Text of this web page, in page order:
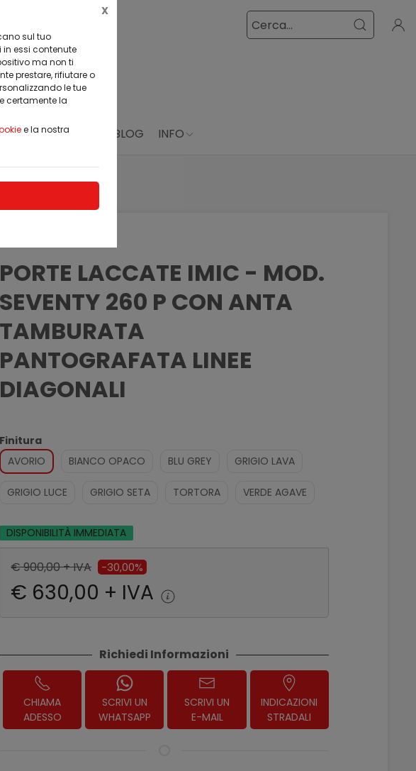
sul tuo
essi contenute
ma non ti
prestare, rifiutare o
le tue
certamente la
e la nostra
X
TESTIMONIANZE BLOG INFO
PORTE LACCATE IMIC - MOD.
SEVENTY 260 P CON ANTA
TAMBURATA
PANTOGRAFATA LINEE
DIAGONALI
Finitura
AVORIO
BIANCO OPACO BLU GREY GRIGIO LAVA
GRIGIO LUCE GRIGIO SETA TORTORA VERDE AGAVE
DISPONIBILITÀ IMMEDIATA
€ 900,00 + IVA -30,00%
€ 630,00 + IVA
Richiedi Informazioni
CHIAMA
ADESSO
SCRIVI UN
WHATSAPP
SCRIVI UN
E-MAIL
INDICAZIONI
STRADALI